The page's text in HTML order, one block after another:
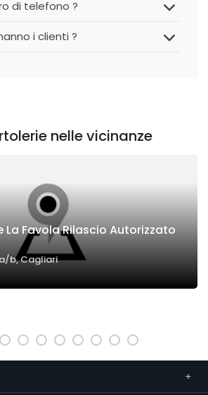
di telefono ?
i clienti ?
nelle vicinanze
Favola Rilascio Autorizzato
b, Cagliari